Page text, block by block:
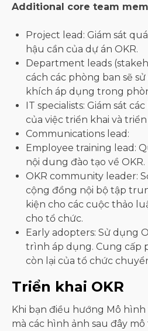
Additional core team
Project lead: Giám sát
hậu cần của dự án OKR.
Department leads
cách các phòng ban sẽ
khích áp dụng trong
IT specialists: Giám sát
của việc triển khai và triển
Communications lead:
Employee training lead:
nội dung đào tạo về OKR.
OKR community leader:
cộng đồng nội bộ tập
kiện cho các cuộc thảo
cho tổ chức.
Early adopters: Sử dụng
trình áp dụng. Cung cấp
còn lại của tổ chức
Triển khai OKR
Khi bạn điều hướng Mô
mà các hình ảnh sau đây